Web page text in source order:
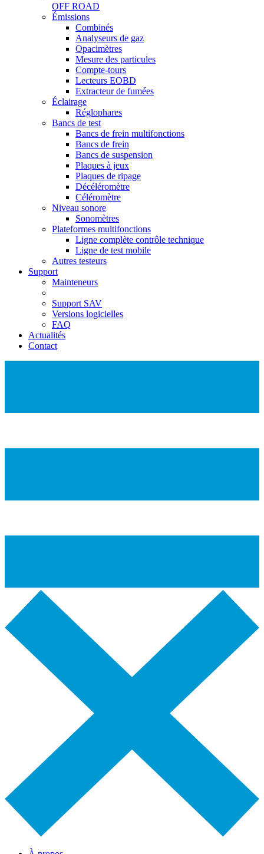
OFF ROAD
Menu Émissions
Combinés
Analyseurs de gaz
Opacimètres
Mesure des particules
Compte-tours
Lecteurs EOBD
Extracteur de fumées
Éclairage
Réglophares
Bancs de test
Bancs de frein multifonctions
Bancs de frein
Bancs de suspension
Plaques à jeux
Plaques de ripage
Décéléromètre
Céléromètre
Niveau sonore
Sonomètres
Plateformes multifonctions
Ligne complète contrôle technique
Ligne de test mobile
Autres testeurs
Support
Mainteneurs
Support SAV
Versions logicielles
FAQ
Actualités
Contact